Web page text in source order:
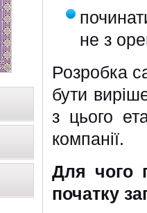
не з
Розробка
бути
з цього
компанії.
Для чого
початку